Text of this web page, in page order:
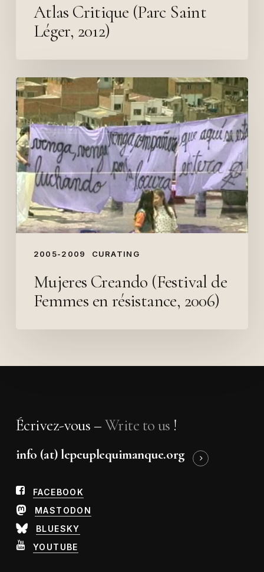
Atlas Critique (Parc Saint
Léger, 2012)
2005-2009 CURATING
Mujeres
Creando
(Festival
de
Femmes
en
résistance,
2006)
Mujeres Creando (Festival de
Femmes en résistance, 2006)
Écrivez-vous –Write to us !
info (at) lepeuplequimanque.org
FACEBOOK
MASTODON
BLUESKY
YOUTUBE